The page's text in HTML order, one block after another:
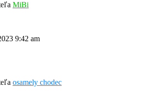
MiBi
9:42 am
osamely chodec